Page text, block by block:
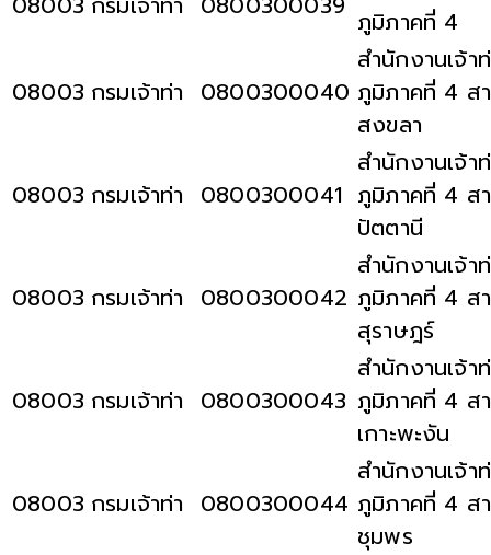
ภูมิภาคที่ 4
08003 กรมเจ้าท่า 0800300040
สำนักงานเจ้า
ภูมิภาคที่ 4 ส
สงขลา
08003 กรมเจ้าท่า 0800300041
สำนักงานเจ้า
ภูมิภาคที่ 4 ส
ปัตตานี
08003 กรมเจ้าท่า 0800300042
สำนักงานเจ้า
ภูมิภาคที่ 4 ส
สุราษฎร์
08003 กรมเจ้าท่า 0800300043
สำนักงานเจ้า
ภูมิภาคที่ 4 ส
เกาะพะงัน
08003 กรมเจ้าท่า 0800300044
สำนักงานเจ้า
ภูมิภาคที่ 4 ส
ชุมพร